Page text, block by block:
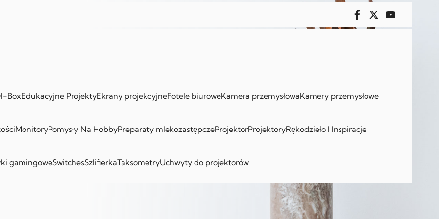
Monitory Pomysły Na Hobby Preparaty mlekozastępcze Projektor Projektory Rękodzieło I Inspiracje